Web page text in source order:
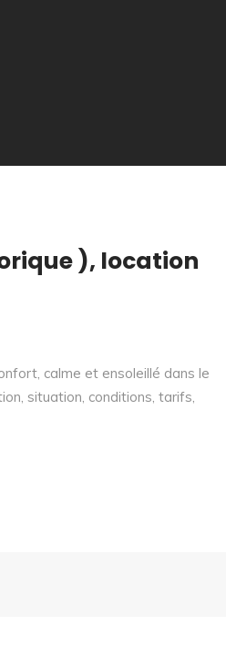
), location
calme et ensoleillé dans le
situation, conditions, tarifs,